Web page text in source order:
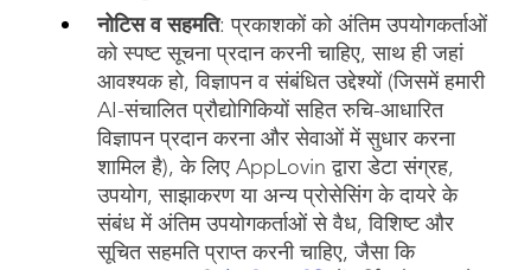
नोटिस व सहमति: प्रकाशकों को अंतिम उपयोगकर्ताओं
को स्पष्ट सूचना प्रदान करनी चाहिए, साथ ही जहां
आवश्यक हो, विज्ञापन व संबंधित उद्देश्यों (जिसमें हमारी
AI-संचालित प्रौद्योगिकियों सहित रुचि-आधारित
विज्ञापन प्रदान करना और सेवाओं में सुधार करना
शामिल है), के लिए AppLovin द्वारा डेटा संग्रह,
उपयोग, साझाकरण या अन्य प्रोसेसिंग के दायरे के
संबंध में अंतिम उपयोगकर्ताओं से वैध, विशिष्ट और
सूचित सहमति प्राप्त करनी चाहिए, जैसा कि